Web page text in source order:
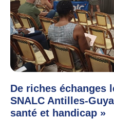
De riches échanges
SNALC Antilles-
santé et handicap »